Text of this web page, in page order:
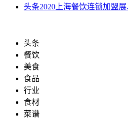
头条2020上海餐饮连锁加盟
头条
餐饮
美食
食品
行业
食材
菜谱